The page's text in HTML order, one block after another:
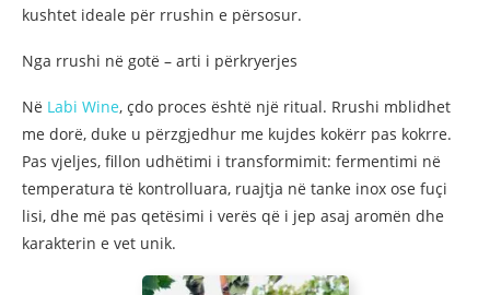
kushtet ideale për rrushin e përsosur.
Nga rrushi në gotë – arti i përkryerjes
Në Labi Wine, çdo proces është një ritual. Rrushi mblidhet
me dorë, duke u përzgjedhur me kujdes kokërr pas kokrre.
Pas vjeljes, fillon udhëtimi i transformimit: fermentimi në
temperatura të kontrolluara, ruajtja në tanke inox ose fuçi
lisi, dhe më pas qetësimi i verës që i jep asaj aromën dhe
karakterin e vet unik.